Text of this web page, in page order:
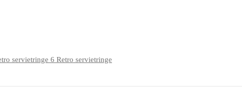
6 Retro servietringe